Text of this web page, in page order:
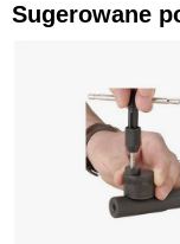
Sugerowane